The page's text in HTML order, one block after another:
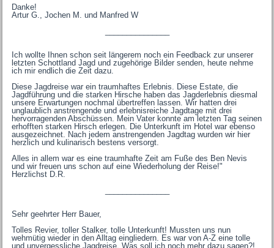
Danke!
Artur G., Jochen M. und Manfred W
Ich wollte Ihnen schon seit längerem noch ein Feedback zur unserer
letzten Schottland Jagd und zugehörige Bilder senden, heute nehme
ich mir endlich die Zeit dazu.
Diese Jagdreise war ein traumhaftes Erlebnis. Diese Estate, die
Jagdführung und die starken Hirsche haben das Jagderlebnis diesmal
unsere Erwartungen nochmal übertreffen lassen. Wir hatten drei
unglaublich anstrengende und erlebnisreiche Jagdtage mit drei
hervorragenden Abschüssen. Mein Vater konnte am letzten Tag seinen
erhofften starken Hirsch erlegen. Die Unterkunft im Hotel war ebenso
ausgezeichnet. Nach jedem anstrengenden Jagdtag wurden wir hier
herzlich und kulinarisch bestens versorgt.
Alles in allem war es eine traumhafte Zeit am Fuße des Ben Nevis
und wir freuen uns schon auf eine Wiederholung der Reise!"
Herzlichst D.R.
Sehr geehrter Herr Bauer,
Tolles Revier, toller Stalker, tolle Unterkunft! Mussten uns nun
wehmütig wieder in den Alltag eingliedern. Es war von A-Z eine tolle
und unvergessliche Jagdreise. Was soll ich noch mehr dazu sagen?!